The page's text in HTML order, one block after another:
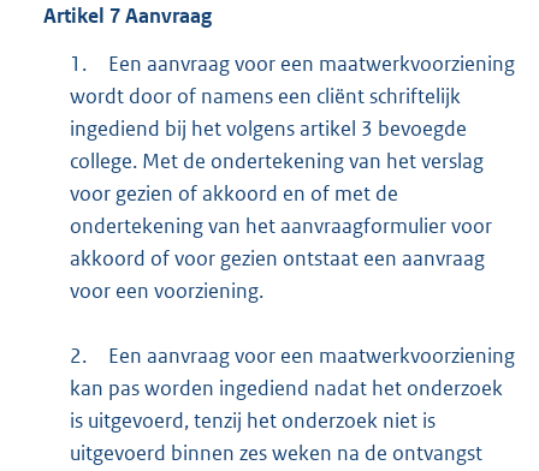
Artikel 7Aanvraag
1.
Een aanvraag voor een maatwerkvoorziening
wordt door of namens een cliënt schriftelijk
ingediend bij het volgens artikel 3 bevoegde
college. Met de ondertekening van het verslag
voor gezien of akkoord en of met de
ondertekening van het aanvraagformulier voor
akkoord of voor gezien ontstaat een aanvraag
voor een voorziening.
2.
Een aanvraag voor een maatwerkvoorziening
kan pas worden ingediend nadat het onderzoek
is uitgevoerd, tenzij het onderzoek niet is
uitgevoerd binnen zes weken na de ontvangst